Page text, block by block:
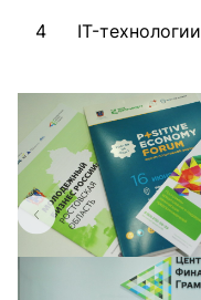
4 IT-технологии